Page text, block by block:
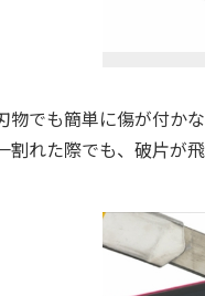
でも簡単に傷が付か
割れた際でも、破片が